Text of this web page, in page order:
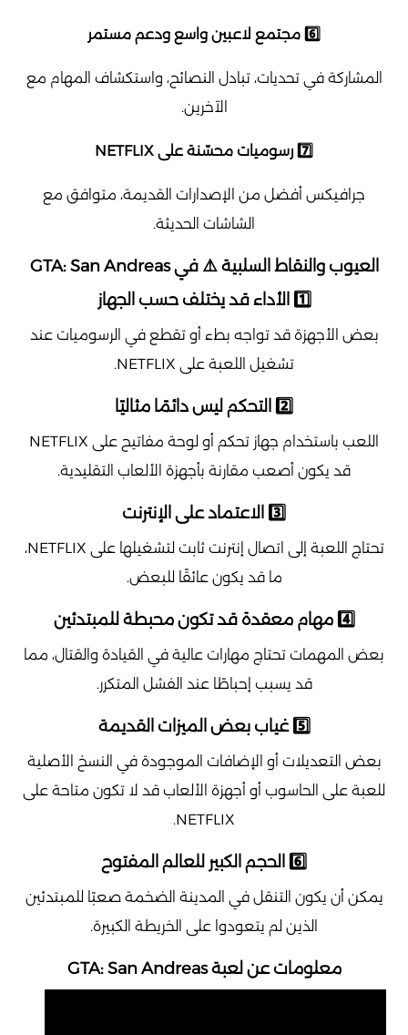
6️⃣ مجتمع لاعبين واسع ودعم مستمر
المشاركة في تحديات، تبادل النصائح، واستكشاف المهام مع
الآخرين.
7️⃣ رسوميات محسّنة على NETFLIX
جرافيكس أفضل من الإصدارات القديمة، متوافق مع
الشاشات الحديثة.
العيوب والنقاط السلبية ⚠️ في GTA: San Andreas
1️⃣ الأداء قد يختلف حسب الجهاز
بعض الأجهزة قد تواجه بطء أو تقطع في الرسوميات عند
تشغيل اللعبة على NETFLIX.
2️⃣ التحكم ليس دائمًا مثاليًا
اللعب باستخدام جهاز تحكم أو لوحة مفاتيح على NETFLIX
قد يكون أصعب مقارنة بأجهزة الألعاب التقليدية.
3️⃣ الاعتماد على الإنترنت
تحتاج اللعبة إلى اتصال إنترنت ثابت لتشغيلها على NETFLIX،
ما قد يكون عائقًا للبعض.
4️⃣ مهام معقدة قد تكون محبطة للمبتدئين
بعض المهمات تحتاج مهارات عالية في القيادة والقتال، مما
قد يسبب إحباطًا عند الفشل المتكرر.
5️⃣ غياب بعض الميزات القديمة
بعض التعديلات أو الإضافات الموجودة في النسخ الأصلية
للعبة على الحاسوب أو أجهزة الألعاب قد لا تكون متاحة على
NETFLIX.
6️⃣ الحجم الكبير للعالم المفتوح
يمكن أن يكون التنقل في المدينة الضخمة صعبًا للمبتدئين
الذين لم يتعودوا على الخريطة الكبيرة.
معلومات عن لعبة GTA: San Andreas